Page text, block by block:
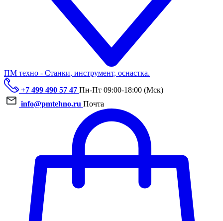
ПМ техно - Станки, инструмент, оснастка.
+7 499 490 57 47 Пн-Пт 09:00-18:00 (Мск)
info@pmtehno.ru Почта